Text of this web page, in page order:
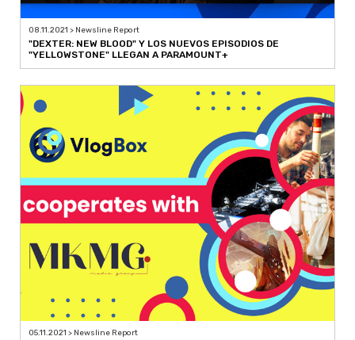
08.11.2021 > Newsline Report
"DEXTER: NEW BLOOD" Y LOS NUEVOS EPISODIOS DE
"YELLOWSTONE" LLEGAN A PARAMOUNT+
05.11.2021 > Newsline Report